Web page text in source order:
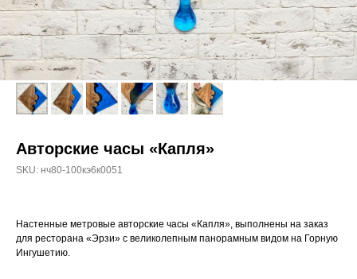
Авторские часы «Капля»
SKU: нч80-100кэ6к0051
Настенные метровые авторские часы «Капля», выполнены на заказ
для ресторана «Эрзи» с великолепным панорамным видом на Горную
Ингушетию.